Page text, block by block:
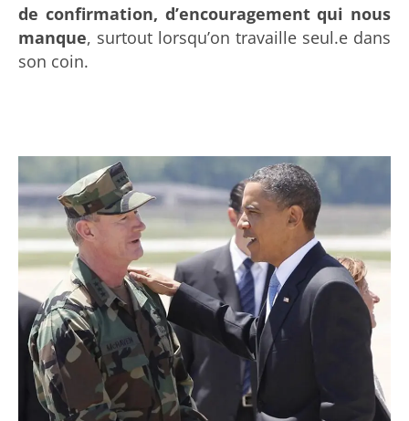
de confirmation, d’encouragement qui nous
manque, surtout lorsqu’on travaille seul.e dans
son coin.